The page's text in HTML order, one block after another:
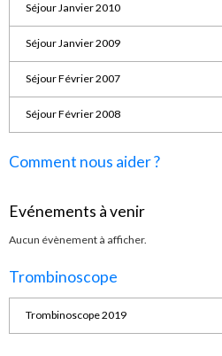
Séjour Janvier 2010
Séjour Janvier 2009
Séjour Février 2007
Séjour Février 2008
Comment nous aider ?
Evénements à venir
Aucun évènement à afficher.
Trombinoscope
Trombinoscope 2019